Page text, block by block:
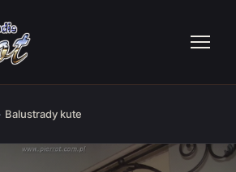
Balustrady kute